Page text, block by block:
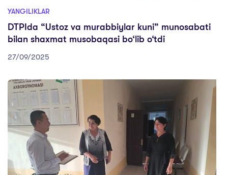
YANGILIKLAR
DTPIda “Ustoz va murabbiylar kuni” munosabati
bilan shaxmat musobaqasi bo‘lib o‘tdi
27/09/2025